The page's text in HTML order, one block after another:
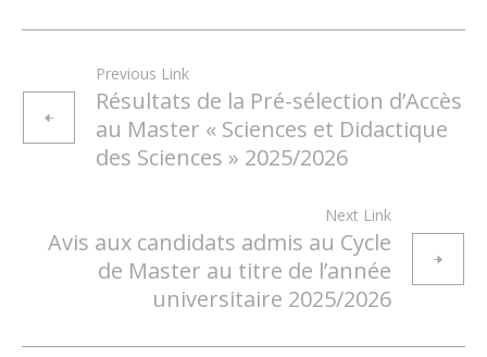
Previous Link
Résultats de la Pré-sélection d’Accès
au Master « Sciences et Didactique
des Sciences » 2025/2026
Next Link
Avis aux candidats admis au Cycle
de Master au titre de l’année
universitaire 2025/2026